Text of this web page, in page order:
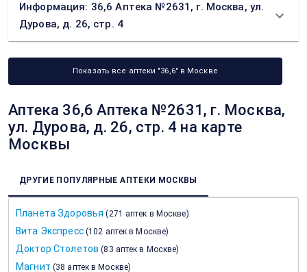
Информация: 36,6 Аптека №2631, г. Москва, ул.
Дурова, д. 26, стр. 4
Показать все аптеки "36,6" в Москве
Аптека 36,6 Аптека №2631, г. Москва,
ул. Дурова, д. 26, стр. 4 на карте
Москвы
ДРУГИЕ ПОПУЛЯРНЫЕ АПТЕКИ МОСКВЫ
Планета Здоровья (271 аптек в Москве)
Вита Экспресс (102 аптек в Москве)
Доктор Столетов (83 аптек в Москве)
Магнит (38 аптек в Москве)